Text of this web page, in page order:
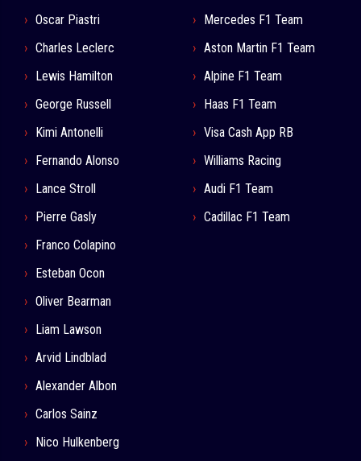
Oscar Piastri
Charles Leclerc
Lewis Hamilton
George Russell
Kimi Antonelli
Fernando Alonso
Lance Stroll
Pierre Gasly
Franco Colapino
Esteban Ocon
Oliver Bearman
Liam Lawson
Arvid Lindblad
Alexander Albon
Carlos Sainz
Nico Hulkenberg
Mercedes F1 Team
Aston Martin F1 Team
Alpine F1 Team
Haas F1 Team
Visa Cash App RB
Williams Racing
Audi F1 Team
Cadillac F1 Team